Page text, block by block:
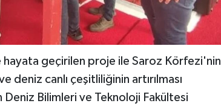
hayata geçirilen proje ile Saroz Körfezi'nin
deniz canlı çeşitliliğinin artırılması
Bilimleri ve Teknoloji Fakültesi